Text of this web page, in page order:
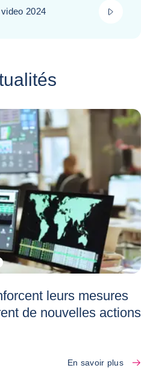
2024
leurs mesures
de nouvelles actions
En savoir plus